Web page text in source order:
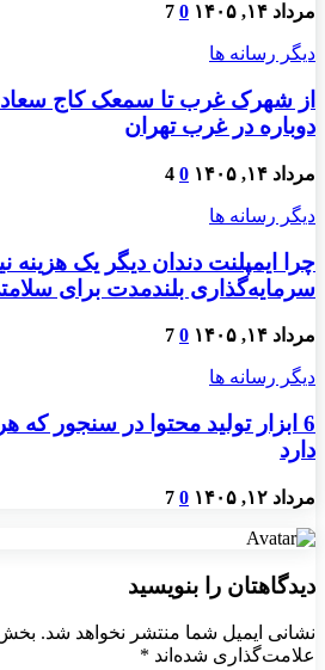
مرداد ۱۴, ۱۴۰۵ 0
7
دیگر رسانه ها
از شهرک غرب تا سمعک کاج
دوباره در غرب تهران
مرداد ۱۴, ۱۴۰۵ 0
4
دیگر رسانه ها
چرا ایمپلنت دندان دیگر یک هزینه
سرمایه‌گذاری بلندمدت برای
مرداد ۱۴, ۱۴۰۵ 0
7
دیگر رسانه ها
6 ابزار تولید محتوا در سنجور که
دارد
مرداد ۱۲, ۱۴۰۵ 0
7
دیدگاهتان را بنویسید
نشانی ایمیل شما منتشر نخواهد شد.
علامت‌گذاری شده‌اند *